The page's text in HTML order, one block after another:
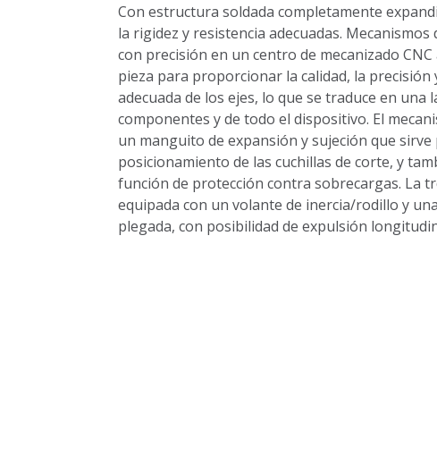
Con estructura soldada completamente
la rigidez y resistencia adecuadas.
con precisión en un centro de mecanizado
pieza para proporcionar la calidad, la precisión
adecuada de los ejes, lo que se traduce en una
componentes y de todo el dispositivo. El
un manguito de expansión y sujeción que sirve
posicionamiento de las cuchillas de corte, y
función de protección contra sobrecargas. La
equipada con un volante de inercia/rodillo y
plegada, con posibilidad de expulsión